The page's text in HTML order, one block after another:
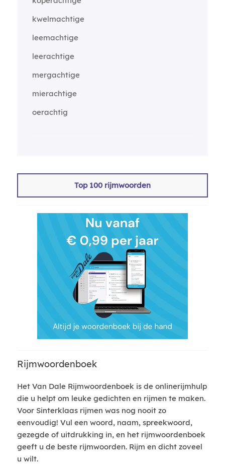
kwelmachtige
leemachtige
leerachtige
mergachtige
mierachtige
oerachtig
Top 100 rijmwoorden
Rijmwoordenboek
Het Van Dale Rijmwoordenboek is de onlinerijmhulp
die u helpt om leuke gedichten en rijmen te maken.
Voor Sinterklaas rijmen was nog nooit zo
eenvoudig! Vul een woord, naam, spreekwoord,
gezegde of uitdrukking in, en het rijmwoordenboek
geeft u de beste rijmwoorden. Rijm en dicht zoveel
u wilt.